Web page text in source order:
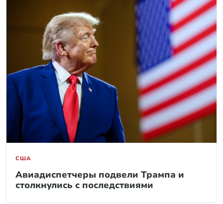
США
Авиадиспетчеры подвели Трампа и
столкнулись с последствиями